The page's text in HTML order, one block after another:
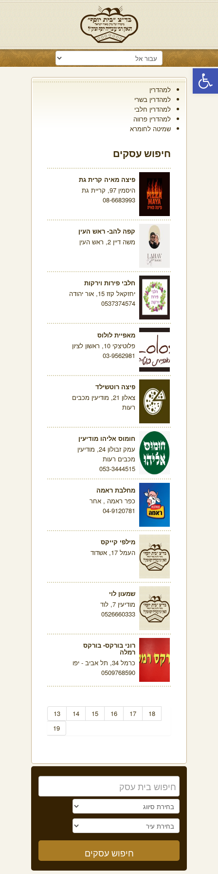
פתח סרגל נגישות
למהדרין
למהדרין בשרי
למהדרין חלבי
למהדרין פרווה
שמיטה לחומרא
חיפוש עסקים
פיצה מאיה קרית גת
היסמין 97, קריית גת
08-6683993
קפה להב- ראש העין
משה דיין 2, ראש העין
חלבי פירות וירקות
יחזקאל קזז 15, אור יהודה
0537374574
מאפיית לולוס
פלוטיצקי 10, ראשון לציון
03-9562981
פיצה רוטשילד
צאלון 21, מודיעין מכבים
רעות
חומוס אליהו מודיעין
עמק זבולון 24, מודיעין
מכבים רעות
053-3444515
מחלבת ראמה
כפר ראמה , אחר
04-9120781
מילפי קייקס
העמל 17, אשדוד
שמעון לוי
מודיעין 7, לוד
0526660333
רוני בורקס- בורקס
רמלה
כרמל 34, תל אביב - יפו
0509768590
13 14 15 16 17
18
19